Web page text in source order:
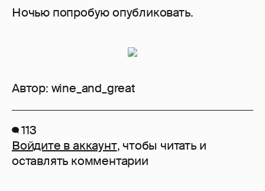
Ночью попробую опубликовать.
Автор: wine_and_great
113
Войдите в аккаунт, чтобы читать и
оставлять комментарии